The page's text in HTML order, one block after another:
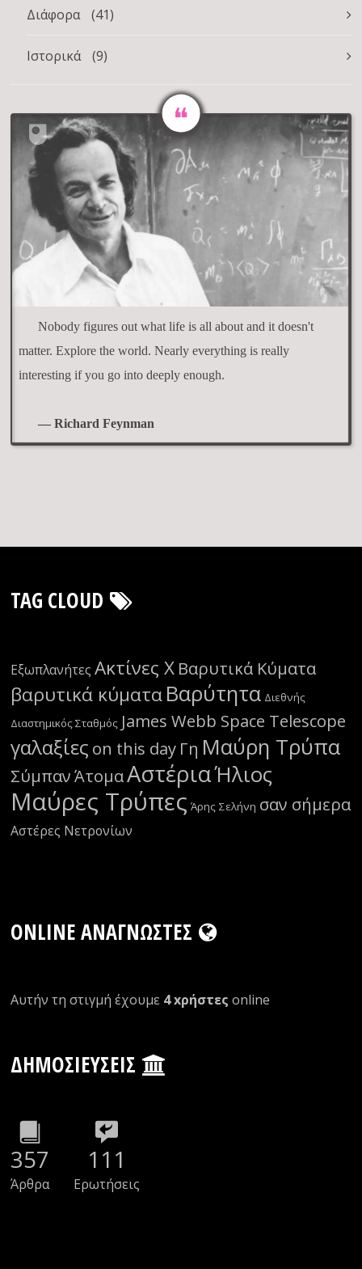
Διάφορα (41)
Ιστορικά (9)
Nobody figures out what life is all about and it doesn't
matter. Explore the world. Nearly everything is really
interesting if you go into deeply enough.
— Richard Feynman
TAG CLOUD
Εξωπλανήτες Ακτίνες Χ Βαρυτικά Κύματα
βαρυτικά κύματαΒαρύτητα Διεθνής
Διαστημικός Σταθμός James Webb Space Telescope
γαλαξίες on this day Γη Μαύρη Τρύπα
Σύμπαν ΆτομαΑστέριαΉλιος
Μαύρες Τρύπες Άρης Σελήνη σαν σήμερα
Αστέρες Νετρονίων
ONLINE ΑΝΑΓΝΏΣΤΕΣ
Αυτήν τη στιγμή έχουμε 4 xρήστες οnline
ΔΗΜΟΣΙΕΎΣΕΙΣ
357
Άρθρα
111
Ερωτήσεις